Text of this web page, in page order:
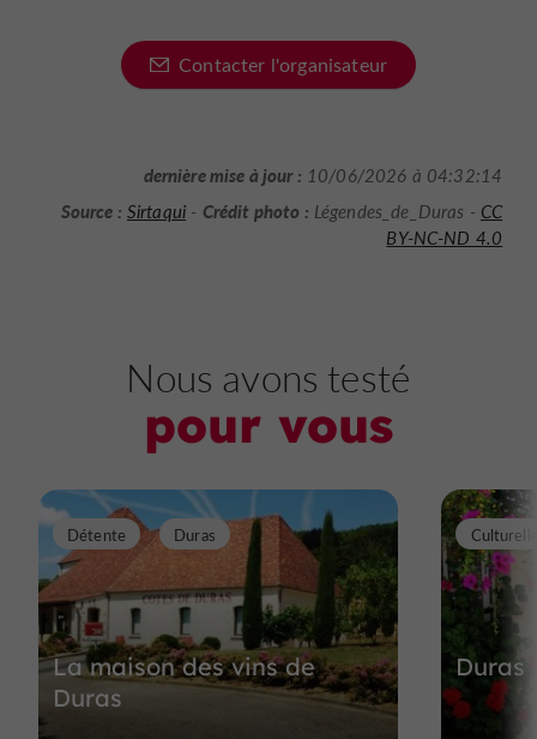
Contacter l'organisateur
dernière mise à jour : 10/06/2026 à 04:32:14
Source : Sirtaqui - Crédit photo : Légendes_de_Duras - CC
BY-NC-ND 4.0
Nous avons testé
pour vous
La maison des vins de
Duras
Détente Duras
Duras